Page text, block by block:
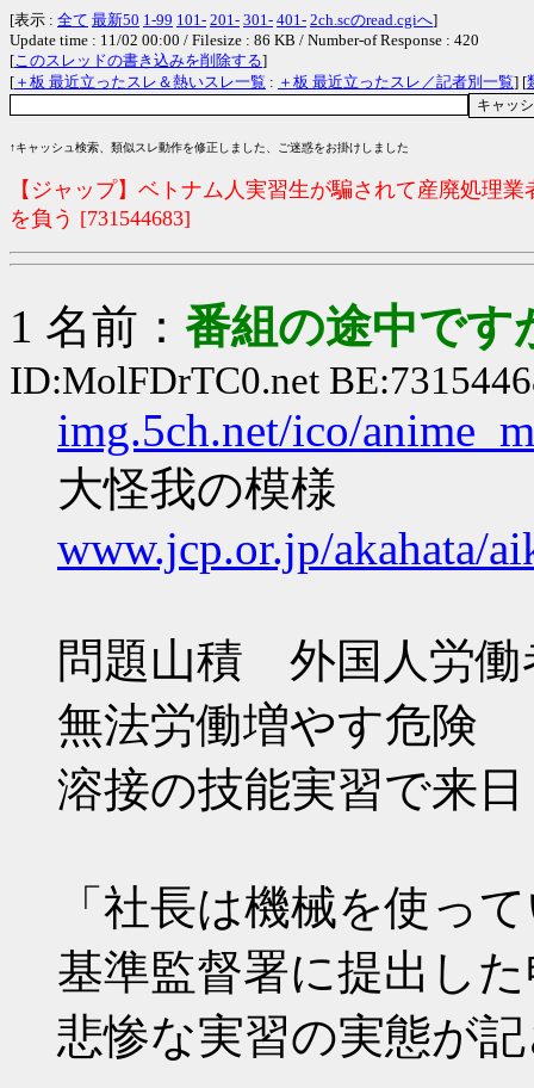
[表示 : 全て 最新50 1-99 101- 201- 301- 401- 2ch.scのread.cgiへ]
Update time : 11/02 00:00 / Filesize : 86 KB / Number-of Response : 420
[このスレッドの書き込みを削除する]
[ ＋板 最近立ったスレ＆熱いスレ一覧 : ＋板 最近立ったスレ／記者別一覧] [
↑キャッシュ検索、類似スレ動作を修正しました、ご迷惑をお掛けしました
【ジャップ】ベトナム人実習生が騙されて産廃処理
を負う [731544683]
1 名前： 番組の途中で
ID:MolFDrTC0.net
img.5ch.net/ico/
大怪我の模様
www.jcp.or.jp/akahata/
問題山積 外国人労働
無法労働増やす危険
溶接の技能実習で来
「社長は機械を使っ
基準監督署に提出し
悲惨な実習の実態が